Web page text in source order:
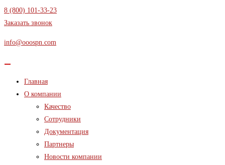
Перейти
к
8 (800) 101-33-23
Заказать звонок
info@ooospn.com
Главная
О компании
Качество
Сотрудники
Документация
Партнеры
Новости компании